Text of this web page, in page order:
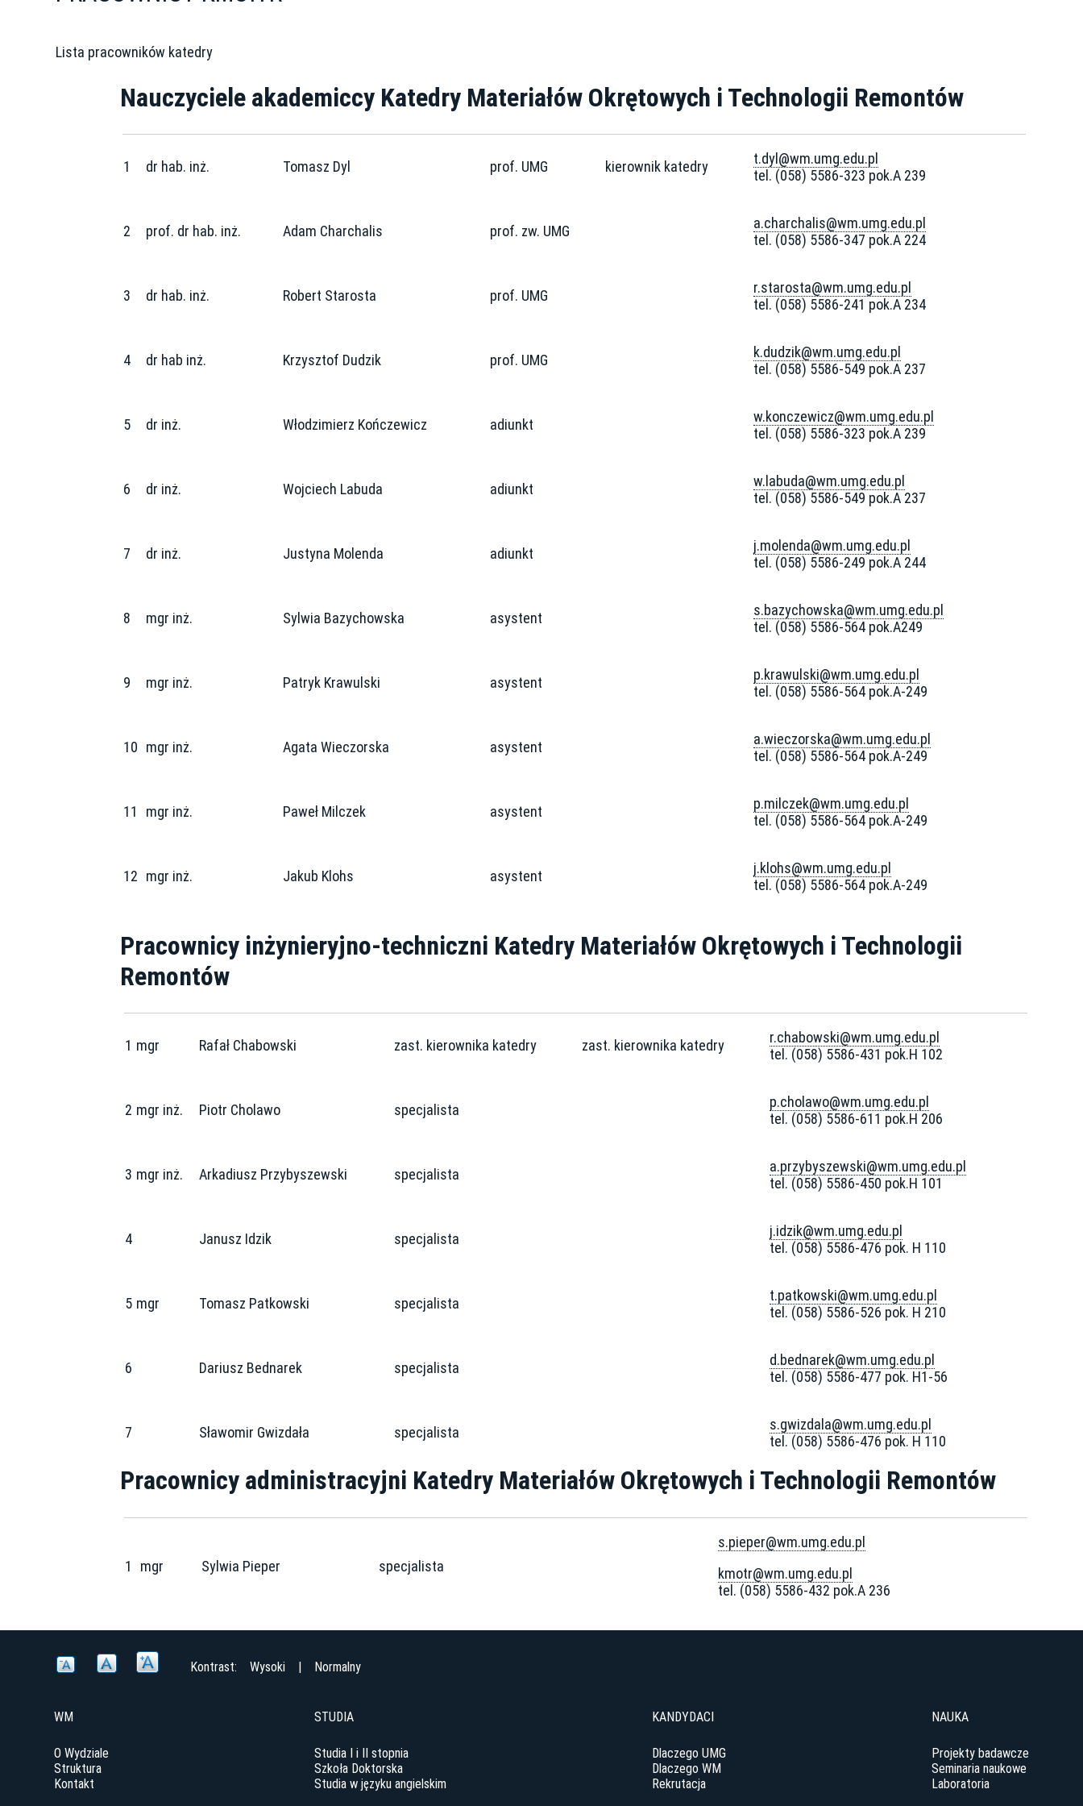
Lista pracowników katedry
Nauczyciele akademiccy Katedry Materiałów Okrętowych i Technologii Remontów
1 dr hab. inż. Tomasz Dyl prof. UMG kierownik katedry
t.dyl@wm.umg.edu.pl
tel. (058) 5586-323 pok.A 239
2 prof. dr hab. inż. Adam Charchalis prof. zw. UMG
a.charchalis@wm.umg.edu.pl
tel. (058) 5586-347 pok.A 224
3 dr hab. inż. Robert Starosta prof. UMG
r.starosta@wm.umg.edu.pl
tel. (058) 5586-241 pok.A 234
4 dr hab inż. Krzysztof Dudzik prof. UMG
k.dudzik@wm.umg.edu.pl
tel. (058) 5586-549 pok.A 237
5 dr inż. Włodzimierz Kończewicz adiunkt
w.konczewicz@wm.umg.edu.pl
tel. (058) 5586-323 pok.A 239
6 dr inż. Wojciech Labuda adiunkt
w.labuda@wm.umg.edu.pl
tel. (058) 5586-549 pok.A 237
7 dr inż. Justyna Molenda adiunkt
j.molenda@wm.umg.edu.pl
tel. (058) 5586-249 pok.A 244
8 mgr inż. Sylwia Bazychowska asystent
s.bazychowska@wm.umg.edu.pl
tel. (058) 5586-564 pok.A249
9 mgr inż. Patryk Krawulski asystent
p.krawulski@wm.umg.edu.pl
tel. (058) 5586-564 pok.A-249
10 mgr inż. Agata Wieczorska asystent
a.wieczorska@wm.umg.edu.pl
tel. (058) 5586-564 pok.A-249
11 mgr inż. Paweł Milczek asystent
p.milczek@wm.umg.edu.pl
tel. (058) 5586-564 pok.A-249
12 mgr inż. Jakub Klohs asystent
j.klohs@wm.umg.edu.pl
tel. (058) 5586-564 pok.A-249
Pracownicy inżynieryjno-techniczni Katedry Materiałów Okrętowych i Technologii
Remontów
1 mgr Rafał Chabowski zast. kierownika katedry zast. kierownika katedry
r.chabowski@wm.umg.edu.pl
tel. (058) 5586-431 pok.H 102
2 mgr inż. Piotr Cholawo specjalista
p.cholawo@wm.umg.edu.pl
tel. (058) 5586-611 pok.H 206
3 mgr inż. Arkadiusz Przybyszewski specjalista
a.przybyszewski@wm.umg.edu.pl
tel. (058) 5586-450 pok.H 101
4 Janusz Idzik specjalista
j.idzik@wm.umg.edu.pl
tel. (058) 5586-476 pok. H 110
5 mgr Tomasz Patkowski specjalista
t.patkowski@wm.umg.edu.pl
tel. (058) 5586-526 pok. H 210
6 Dariusz Bednarek specjalista
d.bednarek@wm.umg.edu.pl
tel. (058) 5586-477 pok. H1-56
7 Sławomir Gwizdała specjalista
s.gwizdala@wm.umg.edu.pl
tel. (058) 5586-476 pok. H 110
Pracownicy administracyjni Katedry Materiałów Okrętowych i Technologii Remontów
1 mgr Sylwia Pieper specjalista
s.pieper@wm.umg.edu.pl
kmotr@wm.umg.edu.pl
tel. (058) 5586-432 pok.A 236
Kontrast: Wysoki | Normalny
WM
O Wydziale
Struktura
Kontakt
STUDIA
Studia I i II stopnia
Szkoła Doktorska
Studia w języku angielskim
KANDYDACI
Dlaczego UMG
Dlaczego WM
Rekrutacja
NAUKA
Projekty badawcze
Seminaria naukowe
Laboratoria